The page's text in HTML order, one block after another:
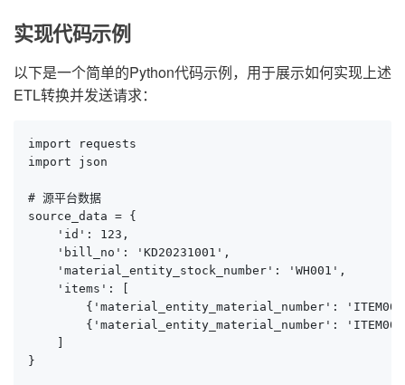
实现代码示例
以下是一个简单的Python代码示例，用于展示如何实现上述
ETL转换并发送请求：
import requests
import json
# 源平台数据
source_data = {
    'id': 123,
    'bill_no': 'KD20231001',
    'material_entity_stock_number': 'WH001',
    'items': [
{'material_entity_material_number':
{'material_entity_material_number':
    ]
}